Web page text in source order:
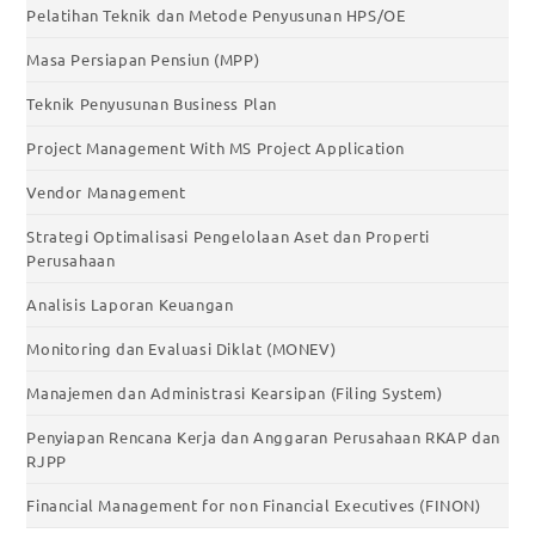
Pelatihan Teknik dan Metode Penyusunan HPS/OE
Masa Persiapan Pensiun (MPP)
Teknik Penyusunan Business Plan
Project Management With MS Project Application
Vendor Management
Strategi Optimalisasi Pengelolaan Aset dan Properti
Perusahaan
Analisis Laporan Keuangan
Monitoring dan Evaluasi Diklat (MONEV)
Manajemen dan Administrasi Kearsipan (Filing System)
Penyiapan Rencana Kerja dan Anggaran Perusahaan RKAP dan
RJPP
Financial Management for non Financial Executives (FINON)